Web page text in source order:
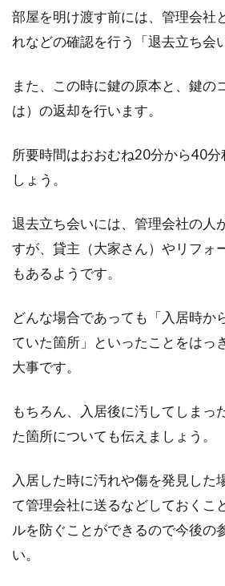
部屋を明け渡す前には、管理会社
れなどの確認を行う「退去立ち会
また、この時に鍵の原本と、鍵の
は）の返却を行います。
所要時間はおおむね20分から40分
しょう。
退去立ち会いには、管理会社の人
すが、貸主（大家さん）やリフォ
もあるようです。
どんな場合であっても「入居時か
ていた箇所」といったことをはっ
大事です。
もちろん、入居後に汚してしまっ
た箇所についても伝えましょう。
入居した時に汚れや傷を発見した
て管理会社に送るなどしておくこ
ルを防ぐことができるので今後の
い。